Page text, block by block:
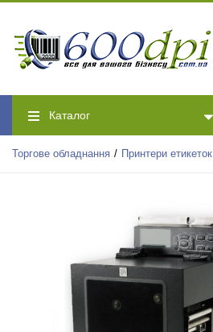
Каталог
Торгове обладнання Принтери етикеток